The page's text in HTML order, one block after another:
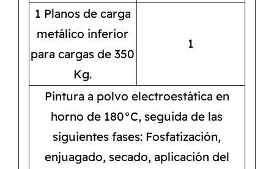
1 Planos de carga
metálico inferior
para cargas de 350
Kg.
1
Pintura a polvo electroestática en
horno de 180°C, seguida de las
siguientes fases: Fosfatización,
enjuagado, secado, aplicación del